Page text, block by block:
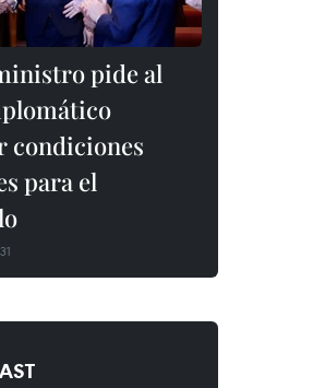
pide al
condiciones
para el